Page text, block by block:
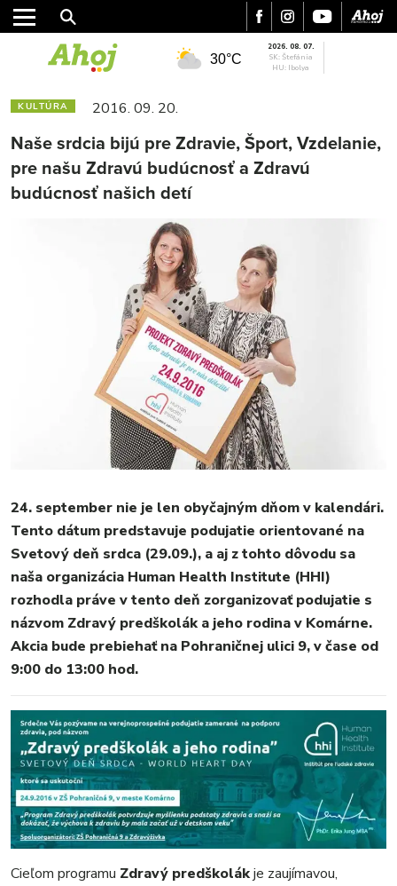
ŠPORT
FOTKY
VIDEO
MIX
30°C
2026. 08. 07.
SK: Štefánia
HU: Ibolya
KULTÚRA 2016. 09. 20.
Naše srdcia bijú pre Zdravie, Šport, Vzdelanie,
pre našu Zdravú budúcnosť a Zdravú
budúcnosť našich detí
24. september nie je len obyčajným dňom v kalendári.
Tento dátum predstavuje podujatie orientované na
Svetový deň srdca (29.09.), a aj z tohto dôvodu sa
naša organizácia Human Health Institute (HHI)
rozhodla práve v tento deň zorganizovať podujatie s
názvom Zdravý predškolák a jeho rodina v Komárne.
Akcia bude prebiehať na Pohraničnej ulici 9, v čase od
9:00 do 13:00 hod.
Cieľom programu Zdravý predškolákje zaujímavou,